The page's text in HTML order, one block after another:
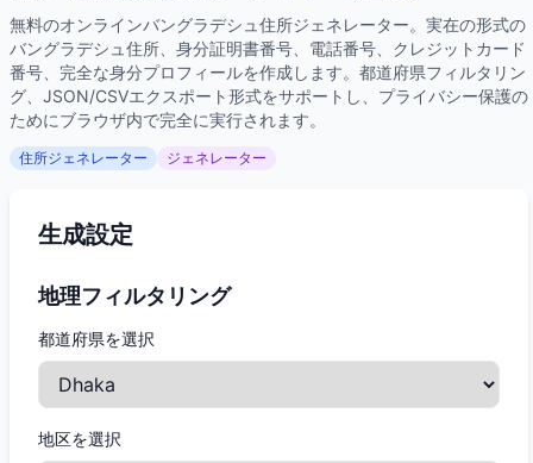
無料のオンラインバングラデシュ住所ジェネレーター。実在の形式の
バングラデシュ住所、身分証明書番号、電話番号、クレジットカード
番号、完全な身分プロフィールを作成します。都道府県フィルタリン
グ、JSON/CSVエクスポート形式をサポートし、プライバシー保護の
ためにブラウザ内で完全に実行されます。
住所ジェネレーター ジェネレーター
生成設定
地理フィルタリング
都道府県を選択
地区を選択